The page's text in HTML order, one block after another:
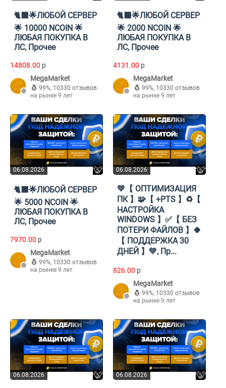
🐈‍⬛🌟ЛЮБОЙ СЕРВЕР
🌟 10000 NCOIN 🌟
ЛЮБАЯ ПОКУПКА В
ЛС, Прочее
14808.00 p
MegaMarket
99%, 10330 отзывов
на рынке 9 лет
🐈‍⬛🌟ЛЮБОЙ СЕРВЕР
🌟 2000 NCOIN 🌟
ЛЮБАЯ ПОКУПКА В
ЛС, Прочее
4131.00 p
MegaMarket
99%, 10330 отзывов
на рынке 9 лет
06.08.2026
🐈‍⬛🌟ЛЮБОЙ СЕРВЕР
🌟 5000 NCOIN 🌟
ЛЮБАЯ ПОКУПКА В
ЛС, Прочее
7970.00 p
MegaMarket
99%, 10330 отзывов
на рынке 9 лет
06.08.2026
💚【 ОПТИМИЗАЦИЯ
ПК 】🧩【 +PTS 】♻️【
НАСТРОЙКА
WINDOWS 】✅【 БЕЗ
ПОТЕРИ ФАЙЛОВ 】🍀
【 ПОДДЕРЖКА 30
ДНЕЙ 】💚, Пр...
826.00 p
MegaMarket
99%, 10330 отзывов
на рынке 9 лет
06.08.2026 06.08.2026